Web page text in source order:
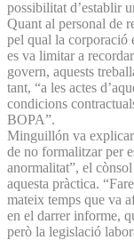
possibilitat d’establir
Quant al personal de
pel qual la corporació
es va limitar a
govern, aquests
tant, “a les actes
condicions
BOPA”.
Minguillón va
de no formalitzar per
anormalitat”, el
aquesta pràctica.
mateix temps que va
en el darrer informe,
però la legislació